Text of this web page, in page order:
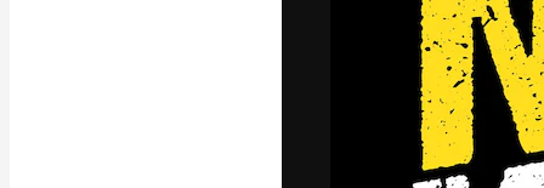
La piattaforma
migliori lavori.
creativi,
Italiano